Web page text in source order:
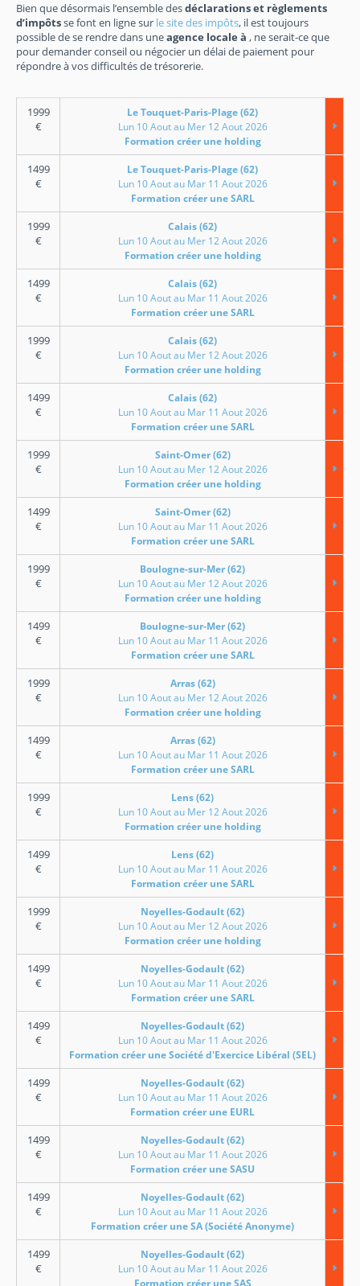
Bien que désormais l’ensemble desdéclarations et règlements
d’impôtsse font en ligne sur le site des impôts, il est toujours
possible de se rendre dans uneagence locale à , ne serait-ce que
pour demander conseil ou négocier un délai de paiement pour
répondre à vos difficultés de trésorerie.
1999
€
Le Touquet-Paris-Plage (62)
Lun 10 Aout au Mer 12 Aout 2026
Formation créer une holding
1499
€
Le Touquet-Paris-Plage (62)
Lun 10 Aout au Mar 11 Aout 2026
Formation créer une SARL
1999
€
Calais (62)
Lun 10 Aout au Mer 12 Aout 2026
Formation créer une holding
1499
€
Calais (62)
Lun 10 Aout au Mar 11 Aout 2026
Formation créer une SARL
1999
€
Calais (62)
Lun 10 Aout au Mer 12 Aout 2026
Formation créer une holding
1499
€
Calais (62)
Lun 10 Aout au Mar 11 Aout 2026
Formation créer une SARL
1999
€
Saint-Omer (62)
Lun 10 Aout au Mer 12 Aout 2026
Formation créer une holding
1499
€
Saint-Omer (62)
Lun 10 Aout au Mar 11 Aout 2026
Formation créer une SARL
1999
€
Boulogne-sur-Mer (62)
Lun 10 Aout au Mer 12 Aout 2026
Formation créer une holding
1499
€
Boulogne-sur-Mer (62)
Lun 10 Aout au Mar 11 Aout 2026
Formation créer une SARL
1999
€
Arras (62)
Lun 10 Aout au Mer 12 Aout 2026
Formation créer une holding
1499
€
Arras (62)
Lun 10 Aout au Mar 11 Aout 2026
Formation créer une SARL
1999
€
Lens (62)
Lun 10 Aout au Mer 12 Aout 2026
Formation créer une holding
1499
€
Lens (62)
Lun 10 Aout au Mar 11 Aout 2026
Formation créer une SARL
1999
€
Noyelles-Godault (62)
Lun 10 Aout au Mer 12 Aout 2026
Formation créer une holding
1499
€
Noyelles-Godault (62)
Lun 10 Aout au Mar 11 Aout 2026
Formation créer une SARL
1499
€
Noyelles-Godault (62)
Lun 10 Aout au Mar 11 Aout 2026
Formation créer une Société d'Exercice Libéral (SEL)
1499
€
Noyelles-Godault (62)
Lun 10 Aout au Mar 11 Aout 2026
Formation créer une EURL
1499
€
Noyelles-Godault (62)
Lun 10 Aout au Mar 11 Aout 2026
Formation créer une SASU
1499
€
Noyelles-Godault (62)
Lun 10 Aout au Mar 11 Aout 2026
Formation créer une SA (Société Anonyme)
1499
€
Noyelles-Godault (62)
Lun 10 Aout au Mar 11 Aout 2026